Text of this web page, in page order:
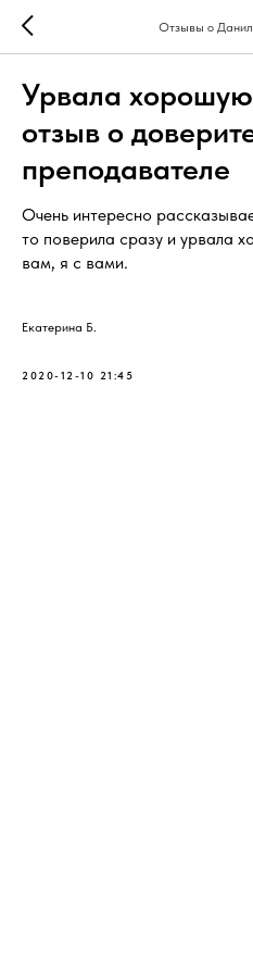
Отзывы о
Урвала
отзыв о
преподавателе
Очень интересно
то поверила сразу и урвала
вам, я с вами.
Екатерина Б.
2020-12-10 21:45